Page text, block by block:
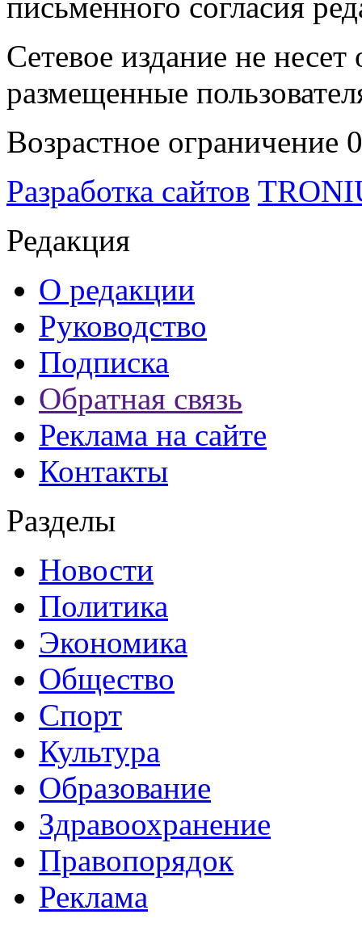
Сетевое издание не
размещенные
Возрастное ограничение
Разработка сайтов
Редакция
О редакции
Руководство
Подписка
Обратная связь
Реклама на сайте
Контакты
Разделы
Новости
Политика
Экономика
Общество
Спорт
Культура
Образование
Здравоохранение
Правопорядок
Реклама